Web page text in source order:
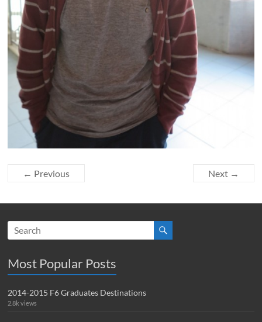
← Previous Next →
Most Popular Posts
2014-2015 F6 Graduates Destinations
2.8k views